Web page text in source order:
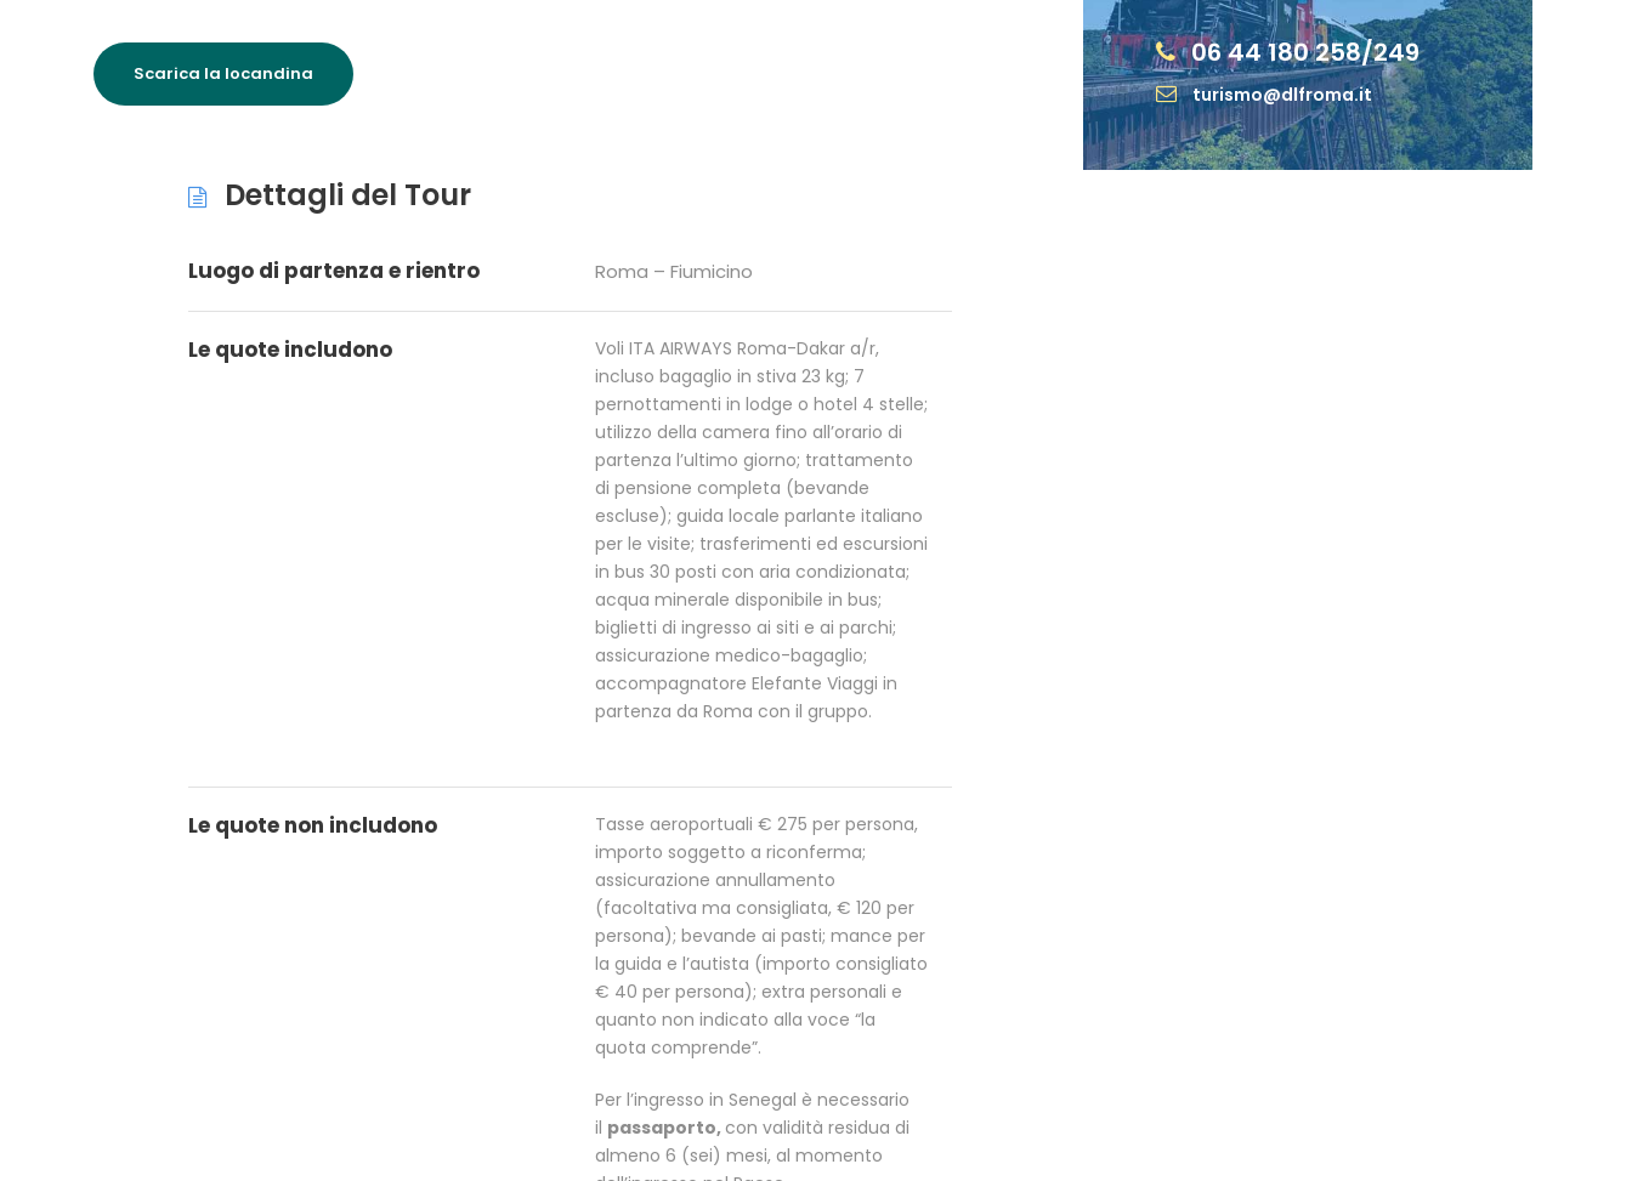
06 44 180 258/249
turismo@dlfroma.it
Scarica la locandina
Dettagli del Tour
Luogo di partenza e rientro Roma – Fiumicino
Le quote includono
Voli ITA AIRWAYS Roma-Dakar a/r,
incluso bagaglio in stiva 23 kg; 7
pernottamenti in lodge o hotel 4 stelle;
utilizzo della camera fino all’orario di
partenza l’ultimo giorno; trattamento
di pensione completa (bevande
escluse); guida locale parlante italiano
per le visite; trasferimenti ed escursioni
in bus 30 posti con aria condizionata;
acqua minerale disponibile in bus;
biglietti di ingresso ai siti e ai parchi;
assicurazione medico-bagaglio;
accompagnatore Elefante Viaggi in
partenza da Roma con il gruppo.
Le quote non includono
Tasse aeroportuali € 275 per persona,
importo soggetto a riconferma;
assicurazione annullamento
(facoltativa ma consigliata, € 120 per
persona); bevande ai pasti; mance per
la guida e l’autista (importo consigliato
€ 40 per persona); extra personali e
quanto non indicato alla voce “la
quota comprende”.
Per l’ingresso in Senegal è necessario
il passaporto, con validità residua di
almeno 6 (sei) mesi, al momento